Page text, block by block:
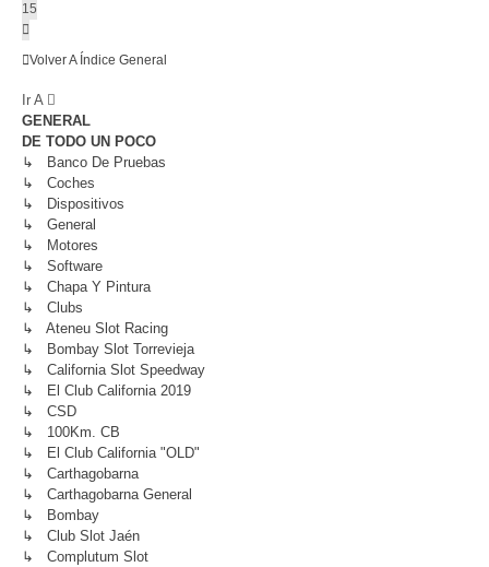
15
Volver A Índice General
Ir A
GENERAL
DE TODO UN POCO
↳ Banco De Pruebas
↳ Coches
↳ Dispositivos
↳ General
↳ Motores
↳ Software
↳ Chapa Y Pintura
↳ Clubs
↳ Ateneu Slot Racing
↳ Bombay Slot Torrevieja
↳ California Slot Speedway
↳ El Club California 2019
↳ CSD
↳ 100Km. CB
↳ El Club California "OLD"
↳ Carthagobarna
↳ Carthagobarna General
↳ Bombay
↳ Club Slot Jaén
↳ Complutum Slot